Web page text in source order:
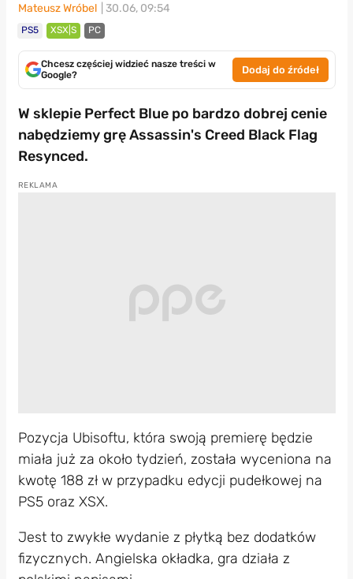
Mateusz Wróbel | 30.06, 09:54
PS5 XSX|S PC
Chcesz częściej widzieć nasze treści w
Google?
Dodaj do źródeł
W sklepie Perfect Blue po bardzo dobrej cenie
nabędziemy grę Assassin's Creed Black Flag
Resynced.
Pozycja Ubisoftu, która swoją premierę będzie
miała już za około tydzień, została wyceniona na
kwotę 188 zł w przypadku edycji pudełkowej na
PS5 oraz XSX.
Jest to zwykłe wydanie z płytką bez dodatków
fizycznych. Angielska okładka, gra działa z